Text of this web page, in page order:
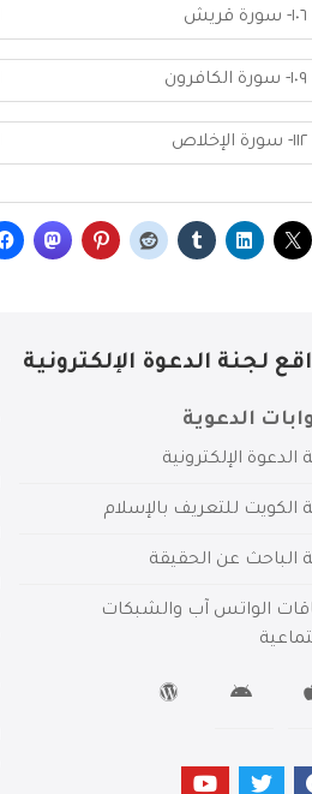
١٠٦- سورة قريش
١٠٩- سورة الكافرون
١١٢- سورة الإخلاص
لجنة الدعوة الإلكترونية
الدعوية
الدعوة الإلكترونية
الكويت للتعريف بالإسلام
الباحث عن الحقيقة
الواتس آب والشبكات